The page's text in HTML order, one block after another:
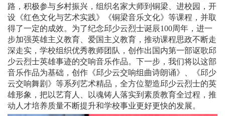
路，积极参与乡村振兴，组织名家大师到铜梁、进校园，开
设《红色文化与艺术实践》《铜梁音乐文化》等课程，并取
得了一定的成效。为了纪念邱少云烈士诞辰100周年，进一
步加强英雄主义教育、爱国主义教育，推动课程思政不断走
深走实，学校组织优秀教师团队，创作出国内第一部讴歌邱
少云烈士英雄事迹的交响音乐作品。下一步，我们将以这部
音乐作品为基础，创作《邱少云交响组曲诗朗诵》、《邱少
云交响舞剧》等系列艺术精品，全方位塑造邱少云烈士的英
雄形象，把以艺育人、以魂铸人落实到素质教育全过程，推
动人才培养质量不断提升和学校事业更好更快的发展。